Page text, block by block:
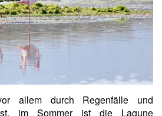
allem durch Regenfälle und
im Sommer ist die Lagune